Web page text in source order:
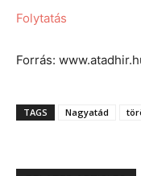
Folytatás
Forrás:
TAGS Nagyatád